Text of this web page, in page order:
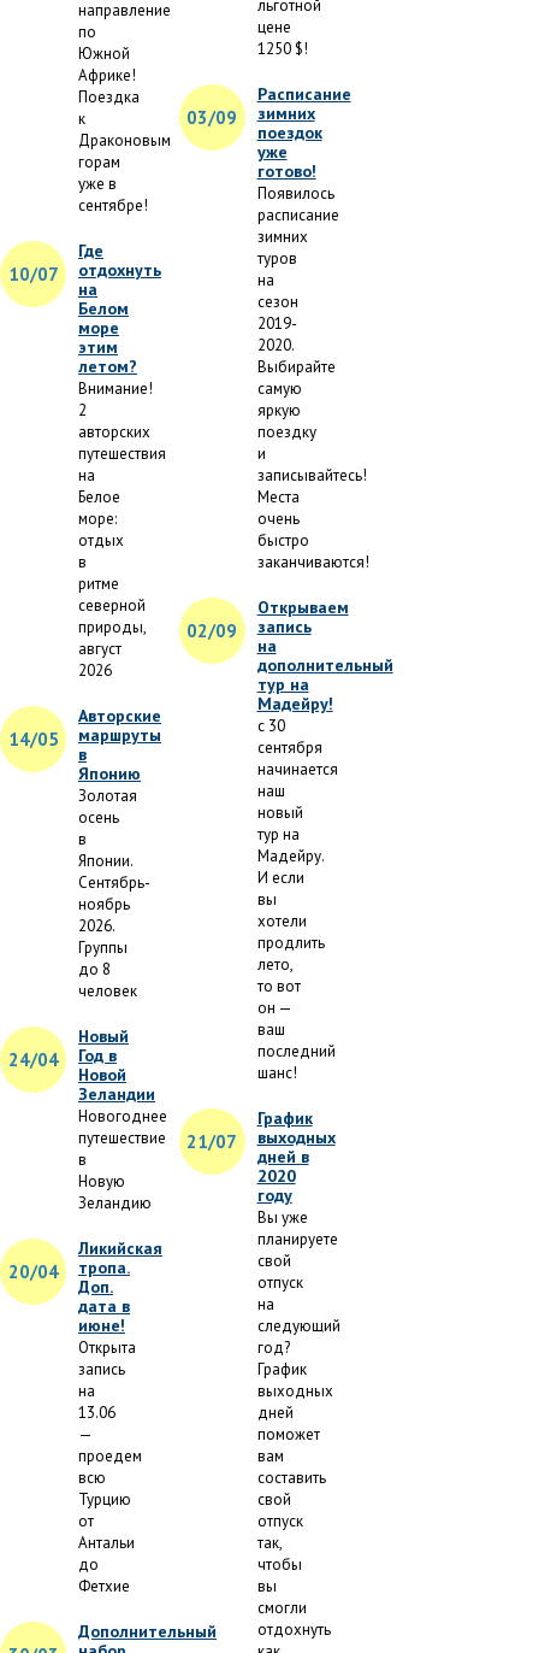
направление
по
Южной
Африке!
Поездка
к
Драконовым
горам
уже в
сентябре!
10/07
Где
отдохнуть
на
Белом
море
этим
летом?
Внимание!
2
авторских
путешествия
на
Белое
море:
отдых
в
ритме
северной
природы,
август
2026
14/05
Авторские
маршруты
в
Японию
Золотая
осень
в
Японии.
Сентябрь-
ноябрь
2026.
Группы
до 8
человек
24/04
Новый
Год в
Новой
Зеландии
Новогоднее
путешествие
в
Новую
Зеландию
20/04
Ликийская
тропа.
Доп.
дата в
июне!
Открыта
запись
на
13.06
—
проедем
всю
Турцию
от
Антальи
до
Фетхие
Дополнительный
льготной
цене
1250 $!
03/09
Расписание
зимних
поездок
уже
готово!
Появилось
расписание
зимних
туров
на
сезон
2019-
2020.
Выбирайте
самую
яркую
поездку
и
записывайтесь!
Места
очень
быстро
заканчиваются!
02/09
Открываем
запись
на
дополнительный
тур на
Мадейру!
с 30
сентября
начинается
наш
новый
тур на
Мадейру.
И если
вы
хотели
продлить
лето,
то вот
он —
ваш
последний
шанс!
21/07
График
выходных
дней в
2020
году
Вы уже
планируете
свой
отпуск
на
следующий
год?
График
выходных
дней
поможет
вам
составить
свой
отпуск
так,
чтобы
вы
смогли
отдохнуть